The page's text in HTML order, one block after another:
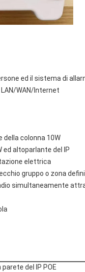
ed il sistema di
WAN/Internet
della colonna 10W
altoparlante del IP
elettrica
gruppo o zona
simultaneamente
del IP POE